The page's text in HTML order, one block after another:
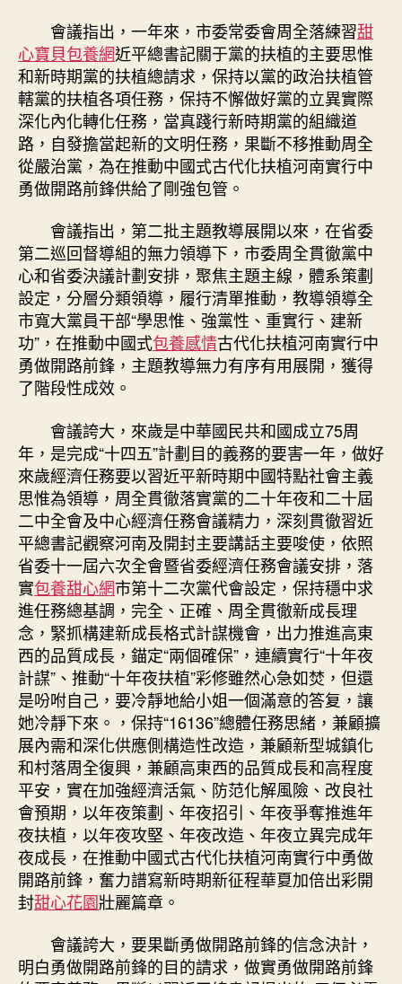
會議指出，一年來，市委常委會周全落練習甜
心寶貝包養網近平總書記關于黨的扶植的主要思惟
和新時期黨的扶植總請求，保持以黨的政治扶植管
轄黨的扶植各項任務，保持不懈做好黨的立異實際
深化內化轉化任務，當真踐行新時期黨的組織道
路，自發擔當起新的文明任務，果斷不移推動周全
從嚴治黨，為在推動中國式古代化扶植河南實行中
勇做開路前鋒供給了剛強包管。
會議指出，第二批主題教導展開以來，在省委
第二巡回督導組的無力領導下，市委周全貫徹黨中
心和省委決議計劃安排，聚焦主題主線，體系策劃
設定，分層分類領導，履行清單推動，教導領導全
市寬大黨員干部“學思惟、強黨性、重實行、建新
功”，在推動中國式包養感情古代化扶植河南實行中
勇做開路前鋒，主題教導無力有序有用展開，獲得
了階段性成效。
會議誇大，來歲是中華國民共和國成立75周
年，是完成“十四五”計劃目的義務的要害一年，做好
來歲經濟任務要以習近平新時期中國特點社會主義
思惟為領導，周全貫徹落實黨的二十年夜和二十屆
二中全會及中心經濟任務會議精力，深刻貫徹習近
平總書記觀察河南及開封主要講話主要唆使，依照
省委十一屆六次全會暨省委經濟任務會議安排，落
實包養甜心網市第十二次黨代會設定，保持穩中求
進任務總基調，完全、正確、周全貫徹新成長理
念，緊抓構建新成長格式計謀機會，出力推進高東
西的品質成長，錨定“兩個確保”，連續實行“十年夜
計謀”、推動“十年夜扶植”彩修雖然心急如焚，但還
是吩咐自己，要冷靜地給小姐一個滿意的答复，讓
她冷靜下來。，保持“16136”總體任務思緒，兼顧擴
展內需和深化供應側構造性改造，兼顧新型城鎮化
和村落周全復興，兼顧高東西的品質成長和高程度
平安，實在加強經濟活氣、防范化解風險、改良社
會預期，以年夜策劃、年夜招引、年夜爭奪推進年
夜扶植，以年夜攻堅、年夜改造、年夜立異完成年
夜成長，在推動中國式古代化扶植河南實行中勇做
開路前鋒，奮力譜寫新時期新征程華夏加倍出彩開
封甜心花園壯麗篇章。
會議誇大，要果斷勇做開路前鋒的信念決計，
明白勇做開路前鋒的目的請求，做實勇做開路前鋒